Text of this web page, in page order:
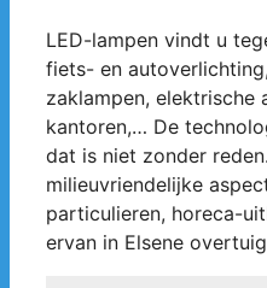
LED-lampen vindt u
fiets- en
zaklampen, elektrische
kantoren,… De
dat is niet zonder
milieuvriendelijke
particulieren, horeca-
ervan in Elsene